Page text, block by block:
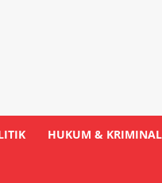
HUKUM & KRIMINAL